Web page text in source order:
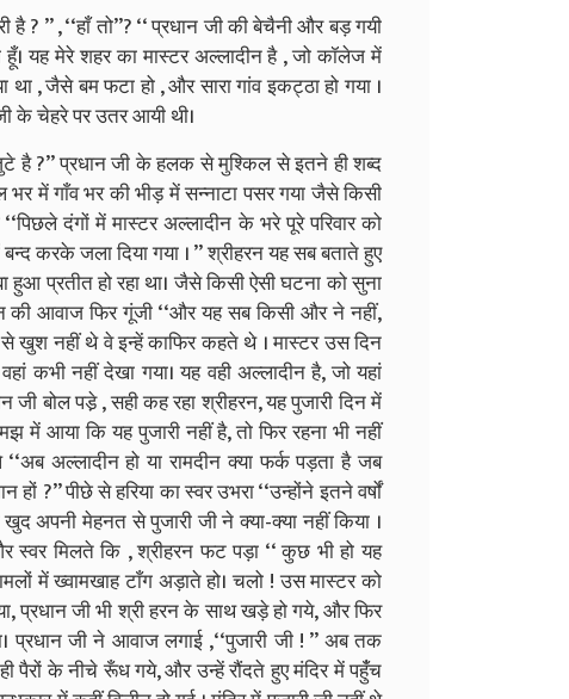
? ’’ , ‘‘हाँ तो’’? ‘‘ प्रधान जी की बेचैनी और बड़ गयी
हूँ। यह मेरे शहर का मास्टर अल्लादीन है , जो कॉलेज में
था , जैसे बम फटा हो , और सारा गांव इकट्ठा हो गया ।
के चेहरे पर उतर आयी थी।
है ?’’ प्रधान जी के हलक से मुश्किल से इतने ही शब्द
भर में गाँव भर की भीड़ में सन्नाटा पसर गया जैसे किसी
दंगों में मास्टर अल्लादीन के भरे पूरे परिवार को
करके जला दिया गया । ’’ श्रीहरन यह सब बताते हुए
हुआ प्रतीत हो रहा था। जैसे किसी ऐसी घटना को सुना
की आवाज फिर गूंजी ‘‘और यह सब किसी और ने नहीं,
खुश नहीं थे वे इन्हें काफिर कहते थे । मास्टर उस दिन
कभी नहीं देखा गया। यह वही अल्लादीन है, जो यहां
जी बोल पडे़ , सही कह रहा श्रीहरन, यह पुजारी दिन में
में आया कि यह पुजारी नहीं है, तो फिर रहना भी नहीं
‘‘अब अल्लादीन हो या रामदीन क्या फर्क पड़ता है जब
?’’ पीछे से हरिया का स्वर उभरा ‘‘उन्होंने इतने वर्षों
अपनी मेहनत से पुजारी जी ने क्या-क्या नहीं किया ।
मिलते कि , श्रीहरन फट पड़ा ‘‘ कुछ भी हो यह
में ख्वामखाह टाँग अड़ाते हो। चलो ! उस मास्टर को
प्रधान जी भी श्री हरन के साथ खड़े हो गये, और फिर
प्रधान जी ने आवाज लगाई ,‘‘पुजारी जी ! ’’ अब तक
पैरों के नीचे रूँध गये, और उन्हें रौंदते हुए मंदिर में पहुंँच